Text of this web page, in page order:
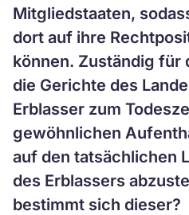
Mitgliedstaaten,
dort auf ihre
können. Zuständig für
die Gerichte des
Erblasser zum
gewöhnlichen
auf den tatsächlichen
des Erblassers
bestimmt sich dieser?